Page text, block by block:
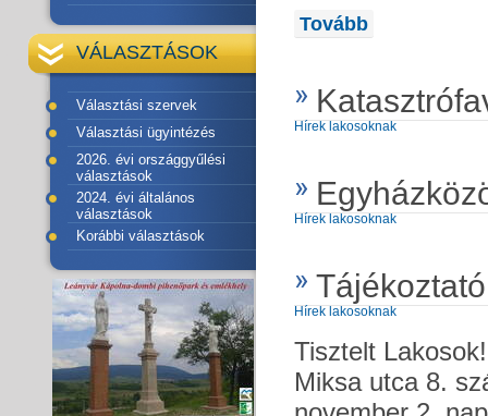
VÁLASZTÁSOK
Választási szervek
Választási ügyintézés
2026. évi országgyűlési
választások
2024. évi általános
választások
Korábbi választások
Tovább
Hírek lakosoknak
Hírek lakosoknak
Tájékoztató
Hírek lakosoknak
Tisztelt
Miksa utca 8.